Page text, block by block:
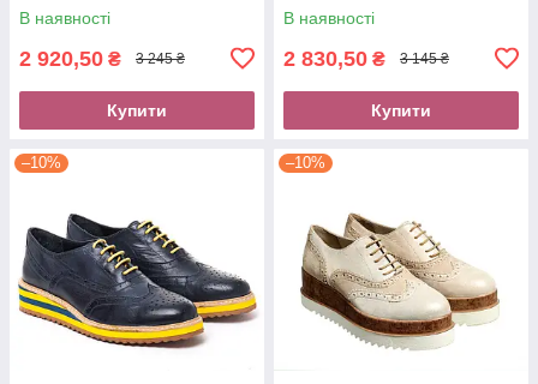
В наявності
2 920,50 ₴ 3 245 ₴
Купити
В наявності
2 830,50 ₴ 3 145 ₴
Купити
–10% –10%